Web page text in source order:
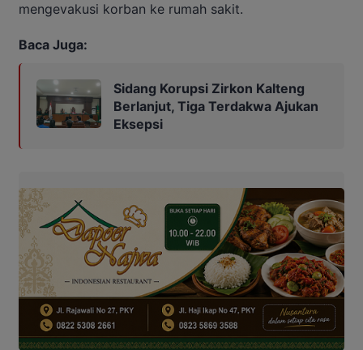
mengevakusi korban ke rumah sakit.
Baca Juga:
Sidang Korupsi Zirkon Kalteng
Berlanjut, Tiga Terdakwa Ajukan
Eksepsi